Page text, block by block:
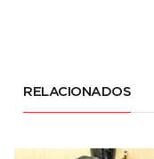
RELACIONADOS